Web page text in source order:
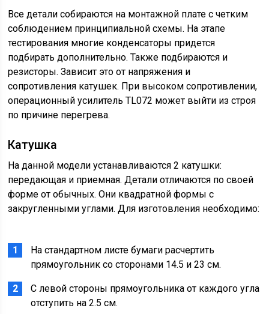
Все детали собираются на монтажной плате с четким
соблюдением принципиальной схемы. На этапе
тестирования многие конденсаторы придется
подбирать дополнительно. Также подбираются и
резисторы. Зависит это от напряжения и
сопротивления катушек. При высоком сопротивлении,
операционный усилитель TL072 может выйти из строя
по причине перегрева.
Катушка
На данной модели устанавливаются 2 катушки:
передающая и приемная. Детали отличаются по своей
форме от обычных. Они квадратной формы с
закругленными углами. Для изготовления необходимо:
На стандартном листе бумаги расчертить
прямоугольник со сторонами 14.5 и 23 см.
С левой стороны прямоугольника от каждого угла
отступить на 2.5 см.